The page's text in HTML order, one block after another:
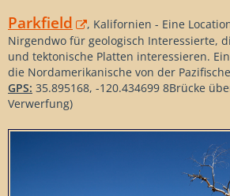
Parkfield
, Kalifornien - Eine
Nirgendwo für geologisch Interessierte,
und tektonische Platten interessieren.
die Nordamerikanische von der
GPS: 35.895168, -120.434699 8Brücke
Verwerfung)